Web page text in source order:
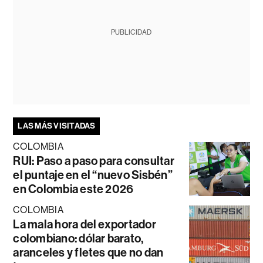
PUBLICIDAD
LAS MÁS VISITADAS
COLOMBIA
RUI: Paso a paso para consultar
el puntaje en el “nuevo Sisbén”
en Colombia este 2026
COLOMBIA
La mala hora del exportador
colombiano: dólar barato,
aranceles y fletes que no dan